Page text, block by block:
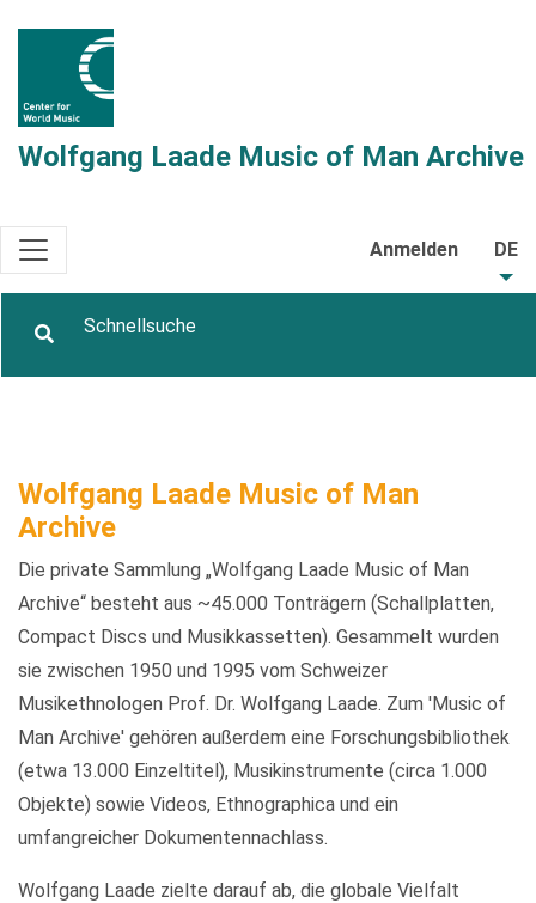
Wolfgang Laade Music of Man Archive
Anmelden DE
Wolfgang Laade Music of Man
Archive
Die private Sammlung „Wolfgang Laade Music of Man
Archive“ besteht aus ~45.000 Tonträgern (Schallplatten,
Compact Discs und Musikkassetten). Gesammelt wurden
sie zwischen 1950 und 1995 vom Schweizer
Musikethnologen Prof. Dr. Wolfgang Laade. Zum 'Music of
Man Archive' gehören außerdem eine Forschungsbibliothek
(etwa 13.000 Einzeltitel), Musikinstrumente (circa 1.000
Objekte) sowie Videos, Ethnographica und ein
umfangreicher Dokumentennachlass.
Wolfgang Laade zielte darauf ab, die globale Vielfalt